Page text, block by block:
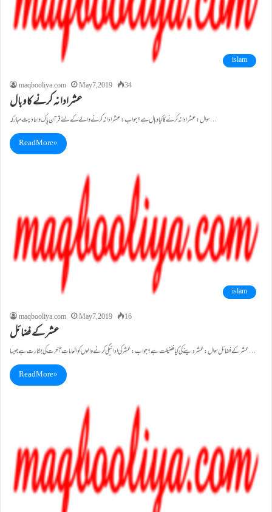
islam
maqbooliya.com
May 7, 2019 34
عشرادا نہ کرنے کا وبال
سوال:عشر ادا نہ کرنے کا کیا وبال ہے ؟ جواب:عشر ادا نہ کرنے والے کے لئے قرآن پاک واحادیث مبارکہ…
Read More »
islam
maqbooliya.com
May 7, 2019 16
عشر کے فضائل
عشر کے فضائل سوال:عشر دینے کی کیافضیلت ہے ؟ جواب:عشر کی ادائیگی کرنے والوں کوانعاماتِ آخرت کی بشارت ہے جیسا…
Read More »